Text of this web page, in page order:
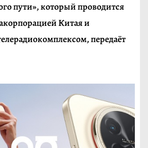
пути», который проводится
Китая и
передаёт